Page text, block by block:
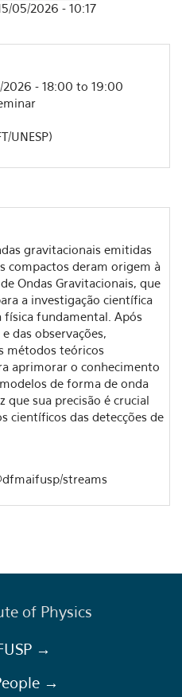
05/2026 - 10:17
2026 - 18:00 to 19:00
UNESP)
gravitacionais emitidas
compactos deram origem à
Ondas Gravitacionais, que
a investigação científica
física fundamental. Após
das observações,
métodos teóricos
aprimorar o conhecimento
de forma de onda
que sua precisão é crucial
científicos das detecções de
streams
of Physics
→
→